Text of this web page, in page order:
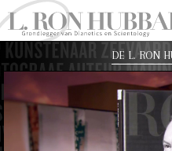
DE L. RON